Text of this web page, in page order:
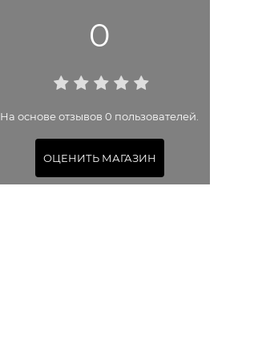
0
На основе отзывов 0 пользователей.
ОЦЕНИТЬ МАГАЗИН